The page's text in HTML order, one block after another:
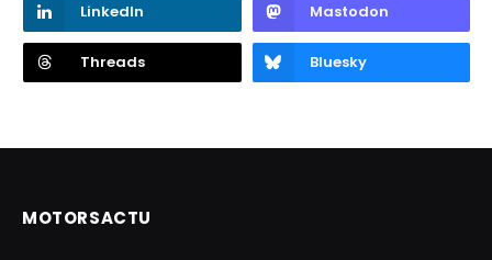
LinkedIn Mastodon
Threads Bluesky
MOTORSACTU